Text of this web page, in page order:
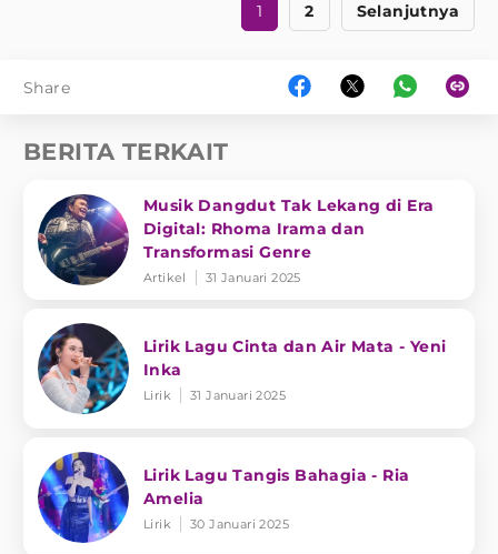
1 2 Selanjutnya
Share
BERITA TERKAIT
Musik Dangdut Tak Lekang di Era
Digital: Rhoma Irama dan
Transformasi Genre
Artikel 31 Januari 2025
Lirik Lagu Cinta dan Air Mata - Yeni
Inka
Lirik 31 Januari 2025
Lirik Lagu Tangis Bahagia - Ria
Amelia
Lirik 30 Januari 2025